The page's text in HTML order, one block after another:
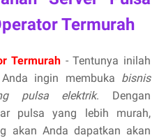
Termurah
Termurah - Tentunya inilah
ingin membuka bisnis
pulsa elektrik. Dengan
pulsa yang lebih murah,
akan Anda dapatkan akan